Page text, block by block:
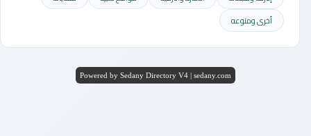
أخرى ومنوعه
Powered by Sedany Directory V4 | sedany.com